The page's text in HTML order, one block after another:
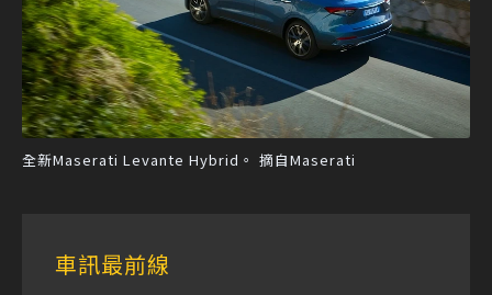
全新Maserati Levante Hybrid。 摘自Maserati
車訊最前線